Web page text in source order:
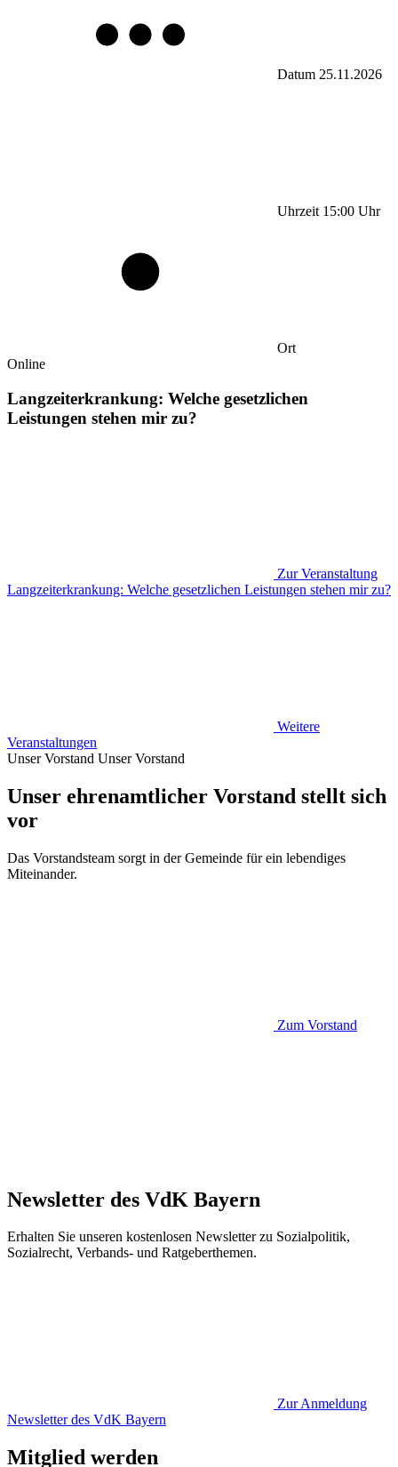
Datum 25.11.2026
Uhrzeit 15:00 Uhr
Ort
Online
Langzeiterkrankung: Welche gesetzlichen
Leistungen stehen mir zu?
Zur Veranstaltung
Langzeiterkrankung: Welche gesetzlichen Leistungen stehen mir zu?
Weitere
Veranstaltungen
Unser Vorstand Unser Vorstand
Unser ehrenamtlicher Vorstand stellt sich
vor
Das Vorstandsteam sorgt in der Gemeinde für ein lebendiges
Miteinander.
Zum Vorstand
Newsletter des VdK Bayern
Erhalten Sie unseren kostenlosen Newsletter zu Sozialpolitik,
Sozialrecht, Verbands- und Ratgeberthemen.
Zur Anmeldung
Newsletter des VdK Bayern
Mitglied werden